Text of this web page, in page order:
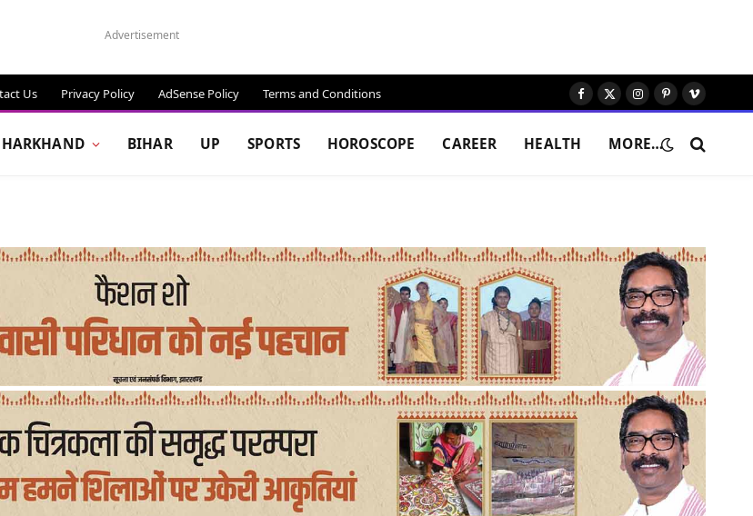
Advertisement
Us Privacy Policy AdSense Policy Terms and Conditions Facebook
X
Instagram
Pinterest
Vimeo
BIHAR UP SPORTS HOROSCOPE CAREER HEALTH MORE…